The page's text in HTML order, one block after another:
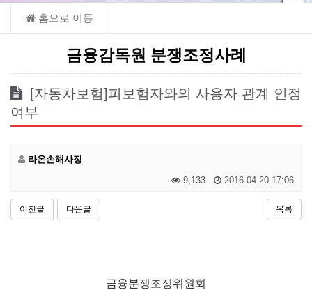
금융감독원 분쟁조정사례
[자동차보험]피보험자와의 사용자 관계 인정
여부
라온손해사정
9,133
2016.04.20 17:06
이전글 다음글 목록
금융분쟁조정위원회